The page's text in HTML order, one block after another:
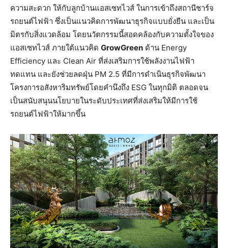
ความสะดวก ให้กับลูกบ้านแอสเซทไวส์ ในการเข้าถึงสถานีชาร์จ
รถยนต์ไฟฟ้า ซึ่งเป็นแนวคิดการพัฒนาธุรกิจแบบยั่งยืน และเป็น
มิตรกับสิ่งแวดล้อม โดยนวัตกรรมนี้สอดคล้องกับความตั้งใจของ
แอสเซทไวส์ ภายใต้แนวคิด GrowGreen ด้าน Energy
Efficiency และ Clean Air ที่ส่งเสริมการใช้พลังงานไฟฟ้า
ทดแทน และยังช่วยลดฝุ่น PM 2.5 ที่มีการดำเนินธุรกิจพัฒนา
โครงการอสังหาริมทรัพย์โดยคำนึงถึง ESG ในทุกมิติ ตลอดจน
เป็นสนับสนุนนโยบายในระดับประเทศที่ส่งเสริมให้มีการใช้
รถยนต์ไฟฟ้าให้มากขึ้น